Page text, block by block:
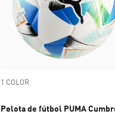
1 COLOR
Pelota de fútbol PUMA